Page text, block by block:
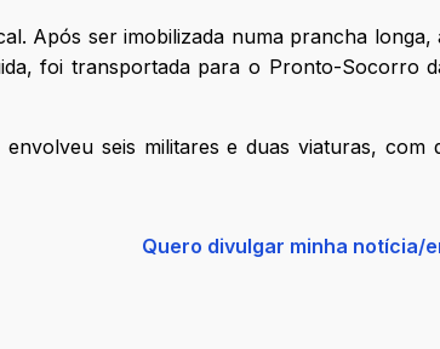
Após ser imobilizada numa prancha longa,
foi transportada para o Pronto-Socorro
seis militares e duas viaturas, com
Quero divulgar minha notícia/